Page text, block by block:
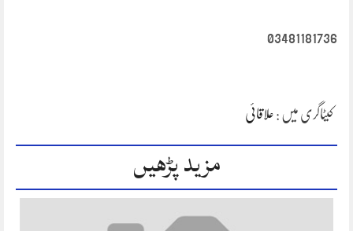
03481181736
کیٹاگری میں : علاقائی
مزید پڑھیں